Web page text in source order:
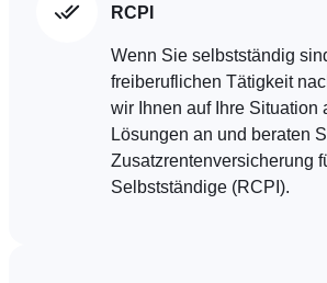
RCPI
Wenn Sie selbstständig
freiberuflichen Tätigkeit
wir Ihnen auf Ihre Situation
Lösungen an und beraten
Zusatzrentenversicherung
Selbstständige (RCPI).